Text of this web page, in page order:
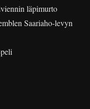
läpimurto
Saariaho-levyn